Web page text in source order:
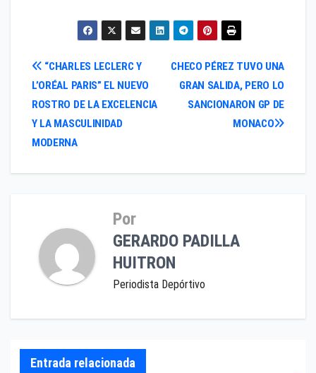
Navegación
de
entradas
CHECO PÉREZ TUVO UNA
GRAN SALIDA, PERO LO
SANCIONARON GP DE
MONACO
“CHARLES LECLERC Y
L’ORÉAL PARIS” EL NUEVO
ROSTRO DE LA EXCELENCIA
Y LA MASCULINIDAD
MODERNA
Por
GERARDO PADILLA
HUITRON
Periodista Depórtivo
Entrada relacionada